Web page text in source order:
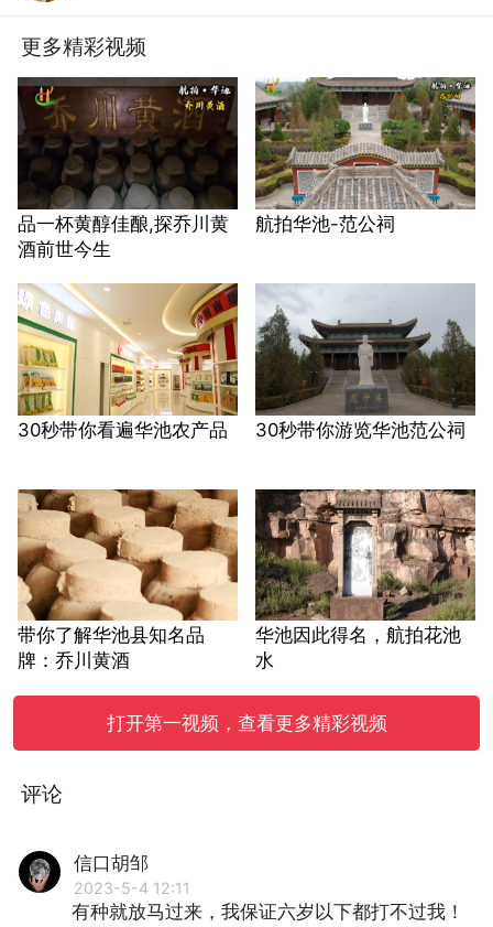
更多精彩视频
品一杯黄醇佳酿,探乔川黄
酒前世今生
航拍华池-范公祠
30秒带你看遍华池农产品 30秒带你游览华池范公祠
带你了解华池县知名品
牌：乔川黄酒
华池因此得名，航拍花池
水
打开第一视频，查看更多精彩视频
评论
信口胡邹
2023-5-4 12:11
有种就放马过来，我保证六岁以下都打不过我！